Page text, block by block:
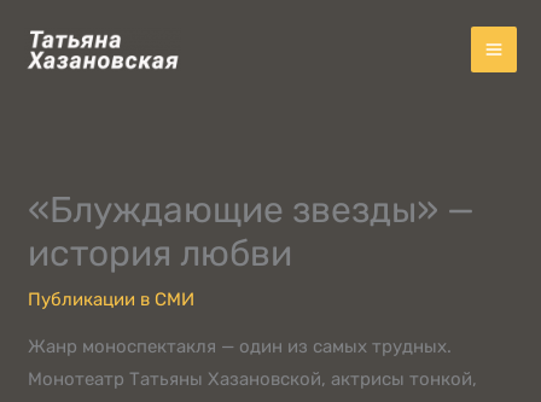
«Блуждающие звезды» —
история любви
Публикации в СМИ
Жанр моноспектакля — один из самых трудных.
Монотеатр Татьяны Хазановской, актрисы тонкой,